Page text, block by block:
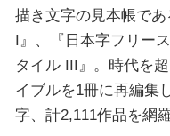
描き文字の見本帳で
I』、『日本字フリー
タイル III』。時代を
イブルを1冊に再編集
字、計2,111作品を網